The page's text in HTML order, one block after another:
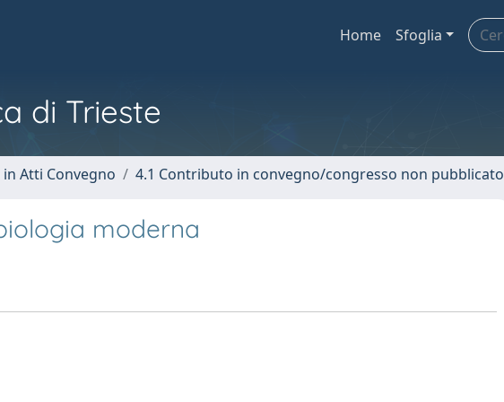
Home Sfoglia
di Trieste
Atti Convegno 4.1 Contributo in convegno/congresso non pubblicato
moderna